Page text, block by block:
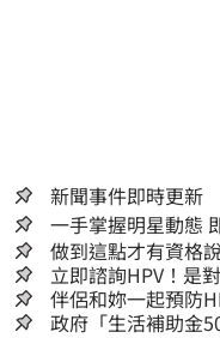
新聞事件即時更新
做到這點才有資格
立即諮詢HPV！是
嫌晚！
伴侶和妳一起預防
政府「生活補助金